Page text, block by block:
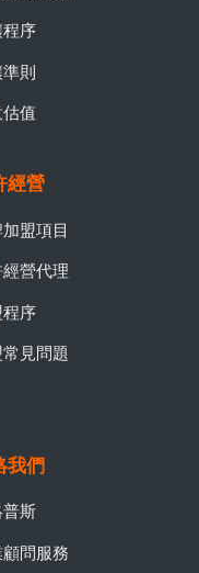
程序
則
值
經營
盟項目
營代理
程序
見問題
我們
斯
問服務